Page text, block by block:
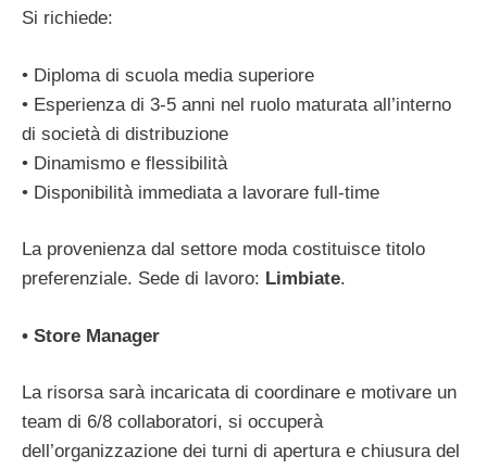
Si richiede:
• Diploma di scuola media superiore
• Esperienza di 3-5 anni nel ruolo maturata all’interno
di società di distribuzione
• Dinamismo e flessibilità
• Disponibilità immediata a lavorare full-time
La provenienza dal settore moda costituisce titolo
preferenziale. Sede di lavoro: Limbiate.
• Store Manager
La risorsa sarà incaricata di coordinare e motivare un
team di 6/8 collaboratori, si occuperà
dell’organizzazione dei turni di apertura e chiusura del